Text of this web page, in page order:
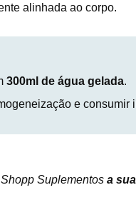
alinhada ao corpo.
300ml de água gelada.
e consumir
Suplementos a